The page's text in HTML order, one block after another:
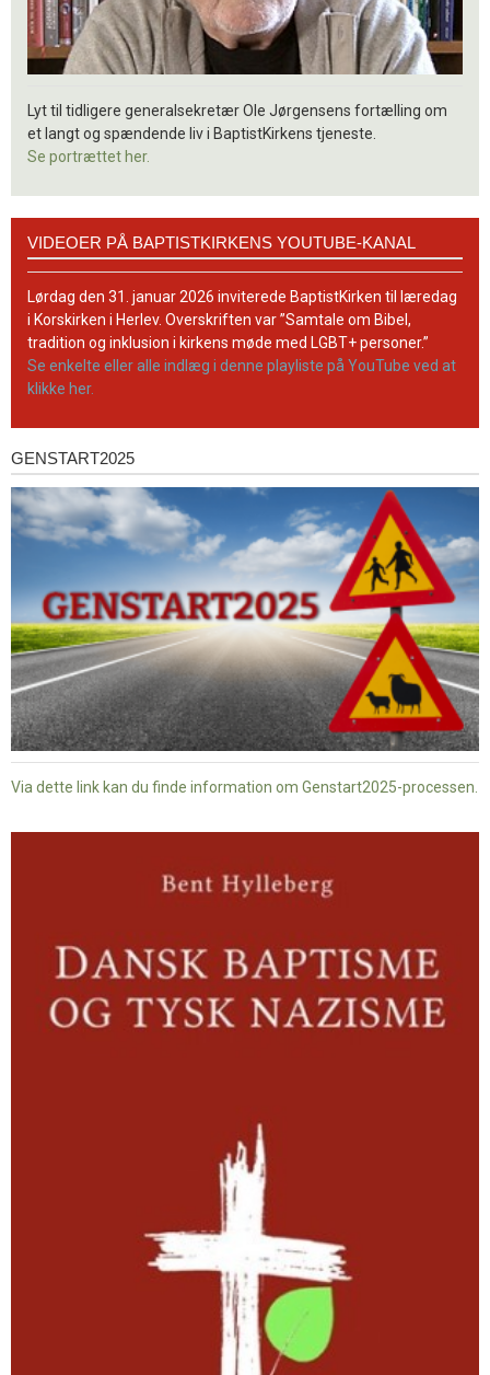
Lyt til tidligere generalsekretær Ole Jørgensens fortælling om
et langt og spændende liv i BaptistKirkens tjeneste.
Se portrættet her.
BaptistKirkens
YouTube-
kanal
VIDEOER PÅ BAPTISTKIRKENS YOUTUBE-KANAL
Lørdag den 31. januar 2026 inviterede BaptistKirken til læredag
i Korskirken i Herlev. Overskriften var ”Samtale om Bibel,
tradition og inklusion i kirkens møde med LGBT+ personer.”
Se enkelte eller alle indlæg i denne playliste på YouTube ved at
klikke her.
Genstart2025
GENSTART2025
Via dette link kan du finde information om Genstart2025-processen.